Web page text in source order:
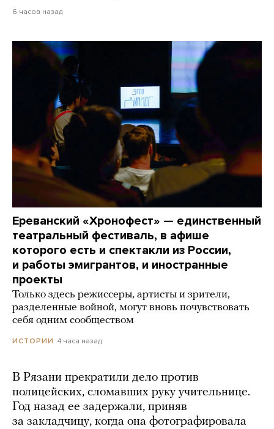
6 часов назад
Ереванский «Хронофест» — единственный
театральный фестиваль, в афише
которого есть и спектакли из России,
и работы эмигрантов, и иностранные
проекты
Только здесь режиссеры, артисты и зрители,
разделенные войной, могут вновь почувствовать
себя одним сообществом
ИСТОРИИ 4 часа назад
В Рязани прекратили дело против
полицейских, сломавших руку учительнице.
Год назад ее задержали, приняв
за закладчицу, когда она фотографировала